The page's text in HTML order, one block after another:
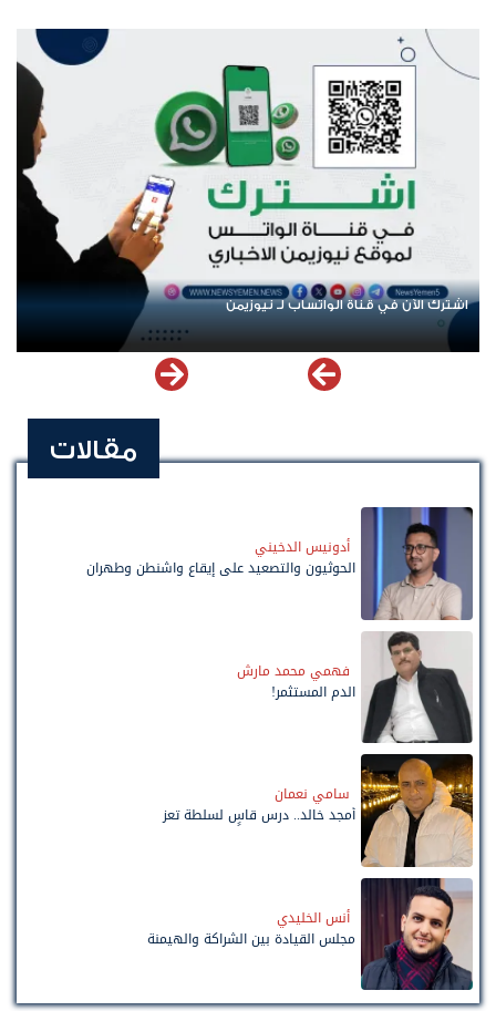
اشترك الآن في قناة الواتساب لـ نيوزيمن
مقالات
أدونيس الدخيني
الحوثيون والتصعيد على إيقاع واشنطن وطهران
فهمي محمد مارش
الدم المستثمر!
سامي نعمان
أمجد خالد.. درس قاسٍ لسلطة تعز
أنس الخليدي
مجلس القيادة بين الشراكة والهيمنة